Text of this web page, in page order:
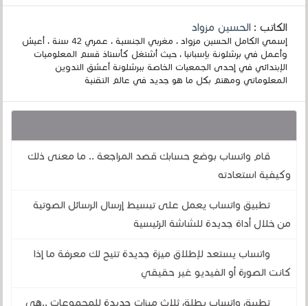
الكاتب :الحسين مزواد
إسمي الكامل الحسين مزواد ، مغربي الجنسية ، عمري 42 سنة ، أعيش
وأعمل في برشلونة بإسبانيا ، حيث أشتغل كأستاذ قسم المعلوميات
الإبتدائي في إحدى الجمعيات الخاصة ببرشلونة أعشق التدوين
المعلوماتي ومهتم بكل ما هو جديد في عالم التقنية
قام واتساب بوضع حسابك قصد المراجعة .. ما معنى ذلك
وكيفية استعادته
تطبيق واتساب يعمل على تبسيط إرسال الرسائل الصوتية
من خلال أداة جديدة للشاشة الرئيسية
واتساب يستعد لإطلاق ميزة جديدة تتيح لك معرفة ما إذا
كانت الصورة أو الفيديو غير حقيقي
تطبيق واتساب يطلق ثلاث ميزات جديدة للمجموعات ..هي